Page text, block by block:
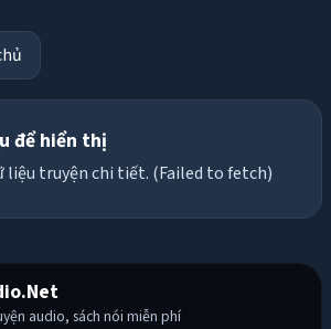
để hiển thị
liệu truyện chi tiết. (Failed to fetch)
audio, sách nói miễn phí